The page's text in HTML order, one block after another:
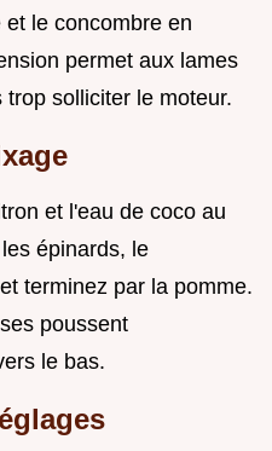
le concombre en
permet aux lames
solliciter le moteur.
et l'eau de coco au
épinards, le
terminez par la pomme.
poussent
le bas.